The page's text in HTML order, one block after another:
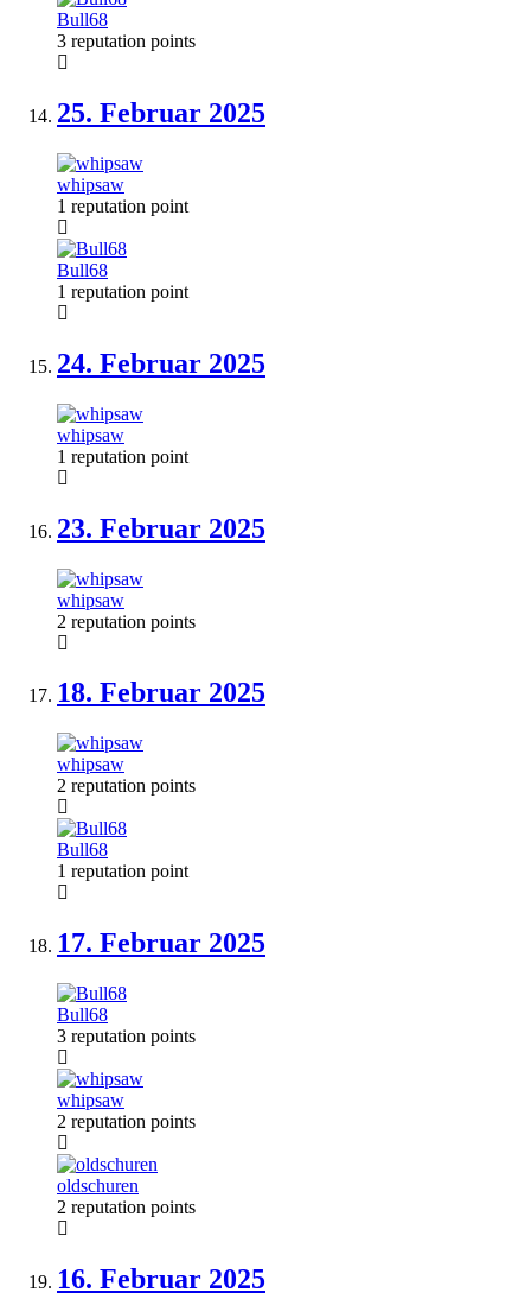
Bull68
3 reputation points
25. Februar 2025
whipsaw
1 reputation point
Bull68
1 reputation point
24. Februar 2025
whipsaw
1 reputation point
23. Februar 2025
whipsaw
2 reputation points
18. Februar 2025
whipsaw
2 reputation points
Bull68
1 reputation point
17. Februar 2025
Bull68
3 reputation points
whipsaw
2 reputation points
oldschuren
2 reputation points
16. Februar 2025